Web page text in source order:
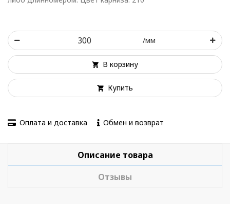
/мм
В корзину
Купить
Оплата и доставка Обмен и возврат
Описание товара
Отзывы